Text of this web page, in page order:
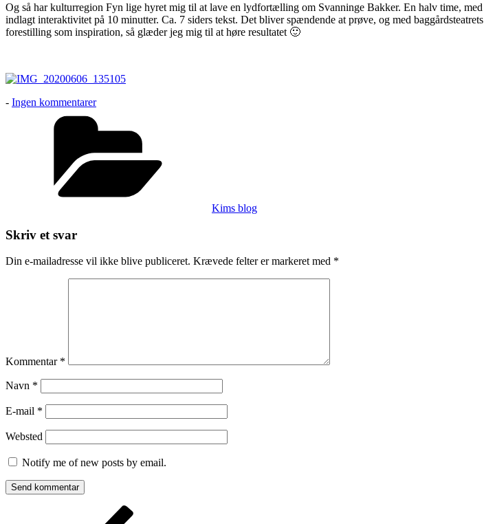
Og så har kulturregion Fyn lige hyret mig til at lave en lydfortælling om Svanninge Bakker. En halv time, med
indlagt interaktivitet på 10 minutter. Ca. 7 siders tekst. Det bliver spændende at prøve, og med baggårdsteatrets
forestilling som inspiration, så glæder jeg mig til at høre resultatet 🙂
- Ingen kommentarertil
første
lydvandring
–
den
jeg
Kims blog
Skriv et svar
Din e-mailadresse vil ikke blive publiceret. Krævede felter er markeret med *
Kommentar *
Navn *
E-mail *
Websted
Notify me of new posts by email.
Indlægsnavigation